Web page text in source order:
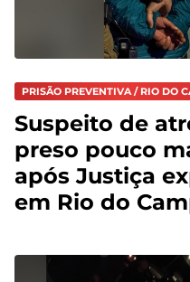
PRISÃO PREVENTIVA / RIO DO
Suspeito de
preso pouco
após Justiça
em Rio do